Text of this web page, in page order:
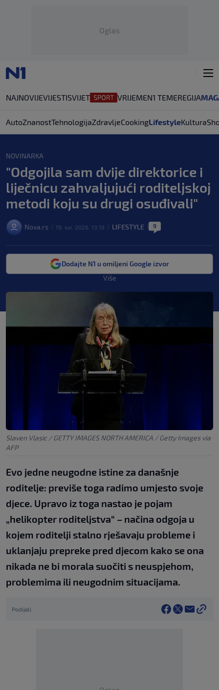
Oglas
NAJNOVIJEVIJESTISVIJET VRIJEMEN1 TEMEREGIJA
AutoZnanostTehnologijaZdravljeCookingLifestyleKultura
NOVINARKA
"Odgojila sam dvije direktorice i
liječnicu zahvaljujući roditeljskoj
metodi koju su drugi osuđivali"
Nova.rs 19. svi. 2026. 13:19 LIFESTYLE 9
Dodajte N1 u omiljeni Google izvor
Više
Slaven Vlasic / GETTY IMAGES NORTH AMERICA / Getty Images via
AFP
Evo jedne neugodne istine za današnje
roditelje: previše toga radimo umjesto svoje
djece. Upravo iz toga nastao je pojam
„helikopter roditeljstva“ – načina odgoja u
kojem roditelji stalno rješavaju probleme i
uklanjaju prepreke pred djecom kako se ona
nikada ne bi morala suočiti s neuspjehom,
problemima ili neugodnim situacijama.
Podijeli